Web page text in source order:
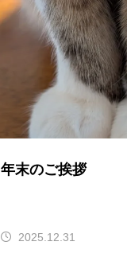
年末のご挨拶
2025.12.31